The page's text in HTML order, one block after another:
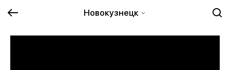
Новокузнецк